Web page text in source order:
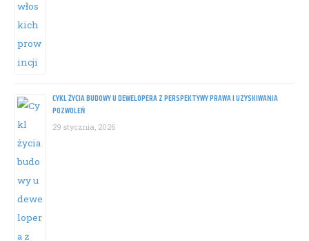
CYKL ŻYCIA BUDOWY U DEWELOPERA Z PERSPEKTYWY PRAWA I UZYSKIWANIA
POZWOLEŃ
29 stycznia, 2026